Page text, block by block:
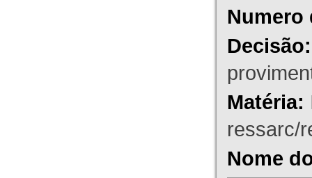
Numero
Decisão:
Matéria:
ressarc/
Nome